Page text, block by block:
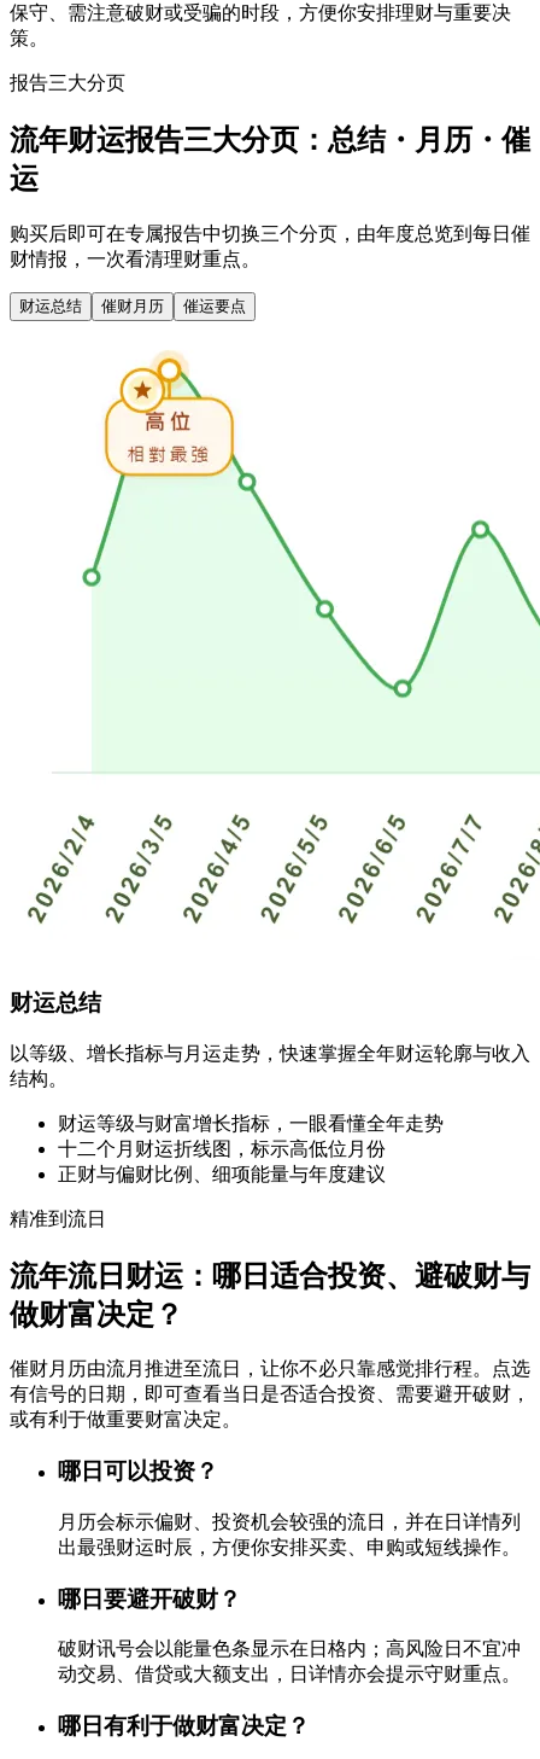
保守、需注意破财或受骗的时段，方便你安排理财与重要决
策。
报告三大分页
流年财运报告三大分页：总结・月历・催
运
购买后即可在专属报告中切换三个分页，由年度总览到每日催
财情报，一次看清理财重点。
财运总结 催财月历 催运要点
财运总结
以等级、增长指标与月运走势，快速掌握全年财运轮廓与收入
结构。
财运等级与财富增长指标，一眼看懂全年走势
十二个月财运折线图，标示高低位月份
正财与偏财比例、细项能量与年度建议
精准到流日
流年流日财运：哪日适合投资、避破财与
做财富决定？
催财月历由流月推进至流日，让你不必只靠感觉排行程。点选
有信号的日期，即可查看当日是否适合投资、需要避开破财，
或有利于做重要财富决定。
哪日可以投资？
月历会标示偏财、投资机会较强的流日，并在日详情列
出最强财运时辰，方便你安排买卖、申购或短线操作。
哪日要避开破财？
破财讯号会以能量色条显示在日格内；高风险日不宜冲
动交易、借贷或大额支出，日详情亦会提示守财重点。
哪日有利于做财富决定？